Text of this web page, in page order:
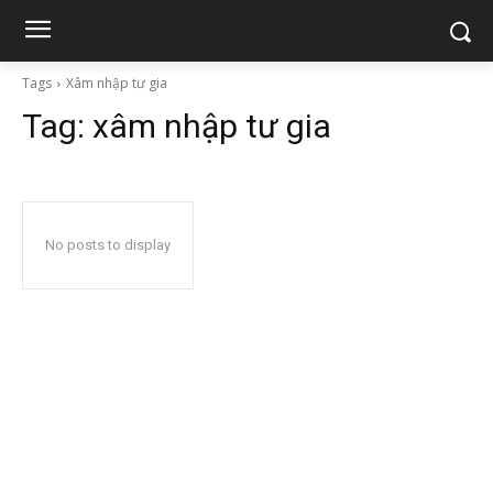
Tags Xâm nhập tư gia
Tag: xâm nhập tư gia
No posts to display